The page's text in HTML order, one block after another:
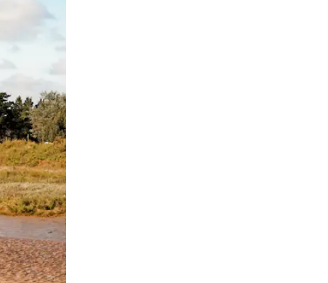
ან შეხებისა თუ თითის გასმის ჟესტები.